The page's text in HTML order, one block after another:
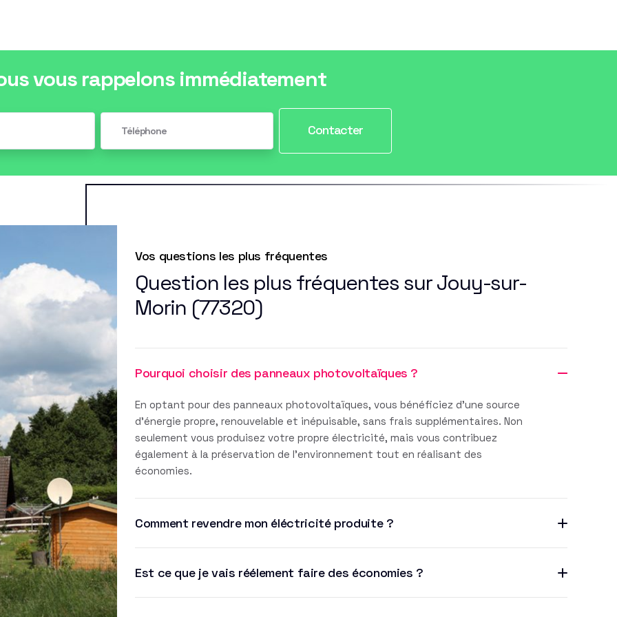
vous rappelons immédiatement
Contacter
Vos questions les plus fréquentes
Question les plus fréquentes sur Jouy-sur-
Morin (77320)
Pourquoi choisir des panneaux photovoltaïques ?
En optant pour des panneaux photovoltaïques, vous bénéficiez d'une source
d'énergie propre, renouvelable et inépuisable, sans frais supplémentaires. Non
seulement vous produisez votre propre électricité, mais vous contribuez
également à la préservation de l'environnement tout en réalisant des
économies.
Comment revendre mon éléctricité produite ?
Est ce que je vais réélement faire des économies ?